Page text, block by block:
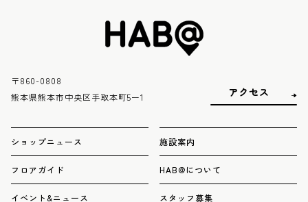
〒860-0808
熊本県熊本市中央区手取本町5ー1
アクセス
ショップニュース
フロアガイド
イベント&ニュース
施設案内
HAB@について
スタッフ募集